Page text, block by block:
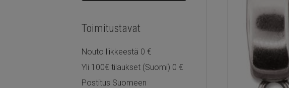
Toimitustavat
Nouto liikkeestä 0 €
Yli 100€ tilaukset (Suomi) 0 €
Postitus Suomeen